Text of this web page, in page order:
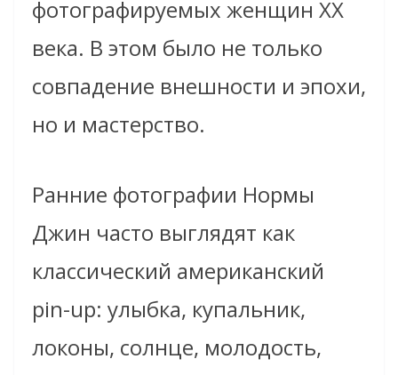
фотографируемых женщин XX
века. В этом было не только
совпадение внешности и эпохи,
но и мастерство.
Ранние фотографии Нормы
Джин часто выглядят как
классический американский
pin-up: улыбка, купальник,
локоны, солнце, молодость,